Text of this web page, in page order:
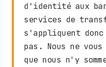
d'identité aux
services de
s'appliquent
pas. Nous ne
que nous n'y